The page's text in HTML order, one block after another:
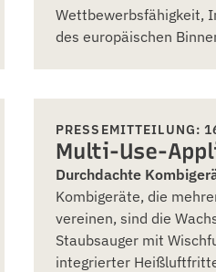
Wettbewerbsfähigkeit,
des europäischen
PRESSEMITTEILUNG:
Multi-Use-
Durchdachte
Kombigeräte, die
vereinen, sind die
Staubsauger mit
integrierter